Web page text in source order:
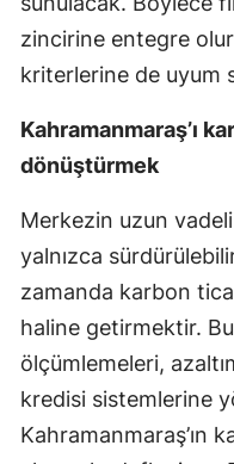
zincirine entegre
kriterlerine de uyum
Kahramanmaraş’ı
dönüştürmek
Merkezin uzun
yalnızca
zamanda karbon
haline getirmektir.
ölçümlemeleri,
kredisi sistemlerine
Kahramanmaraş’ın